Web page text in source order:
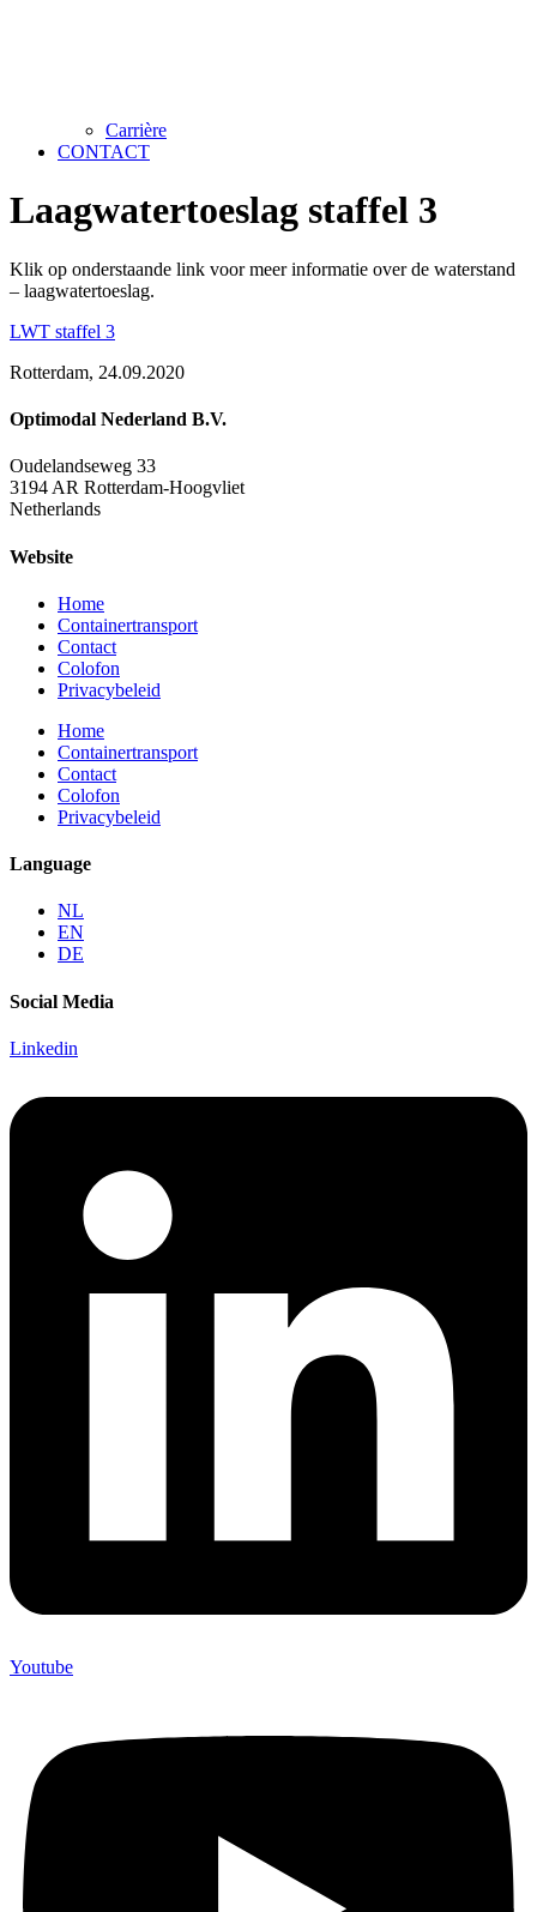
Carrière
CONTACT
Laagwatertoeslag staffel 3
Klik op onderstaande link voor meer informatie over de waterstand
– laagwatertoeslag.
LWT staffel 3
Rotterdam, 24.09.2020
Optimodal Nederland B.V.
Oudelandseweg 33
3194 AR Rotterdam-Hoogvliet
Netherlands
Website
Home
Containertransport
Contact
Colofon
Privacybeleid
Home
Containertransport
Contact
Colofon
Privacybeleid
Language
NL
EN
DE
Social Media
Linkedin
Youtube